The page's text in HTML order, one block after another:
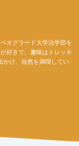
オグラード大学法学部を
好きで、趣味はトレッキ
かけ、自然を満喫してい